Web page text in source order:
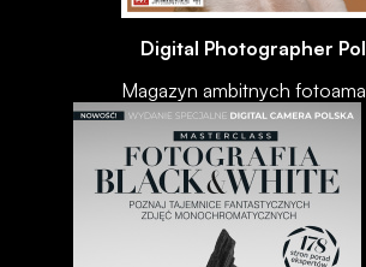
Digital Photographer
Magazyn ambitnych